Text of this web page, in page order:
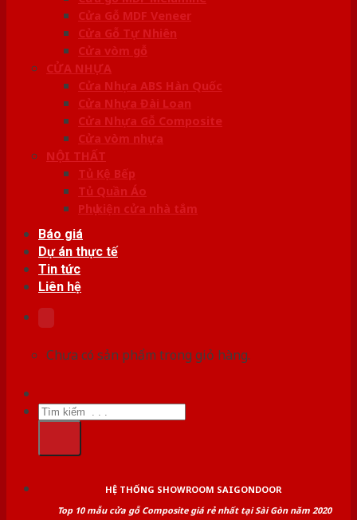
Cửa Gỗ MDF Veneer
Cửa Gỗ Tự Nhiên
Cửa vòm gỗ
CỬA NHỰA
Cửa Nhựa ABS Hàn Quốc
Cửa Nhựa Đài Loan
Cửa Nhựa Gỗ Composite
Cửa vòm nhựa
NỘI THẤT
Tủ Kệ Bếp
Tủ Quần Áo
Phụ kiện cửa nhà tắm
Báo giá
Dự án thực tế
Tin tức
Liên hệ
Chưa có sản phẩm trong giỏ hàng.
Tìm
kiếm:
HỆ THỐNG SHOWROOM SAIGONDOOR
Top 10 mẫu cửa gỗ Composite giá rẻ nhất tại Sài Gòn năm 2020